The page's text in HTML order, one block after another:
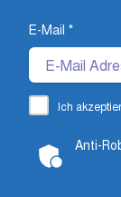
E-Mail *
Ich
Anti-